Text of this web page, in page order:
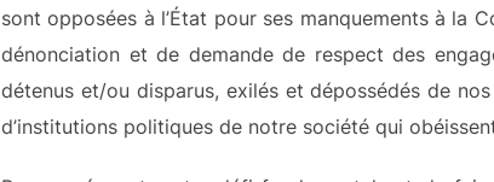
sont opposées à l’État pour ses manquements à la
dénonciation et de demande de respect des
détenus et/ou disparus, exilés et dépossédés de
d’institutions politiques de notre société qui